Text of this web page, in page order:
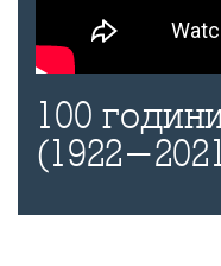
100
(1922-